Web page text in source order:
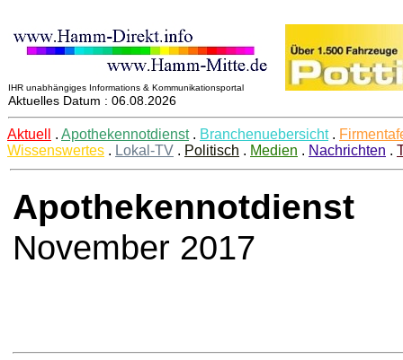
IHR unabhängiges Informations & Kommunikationsportal
Aktuelles Datum : 06.08.2026
Aktuell . Apothekennotdienst. Branchenuebersicht.
Wissenswertes . Lokal-TV . Politisch . Medien . Nachrichten .
Apothekennotdienst
November 2017